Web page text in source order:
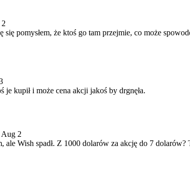
się pomysłem, że ktoś go tam przejmie, co może
kupił i może cena akcji jakoś by drgnęła.
Aug 2
ale Wish spadł. Z 1000 dolarów za akcję do 7 dolarów?